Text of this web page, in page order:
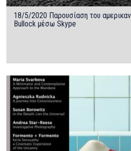
18/5/2020 Παρουσίαση του
Bullock μέσω Skype